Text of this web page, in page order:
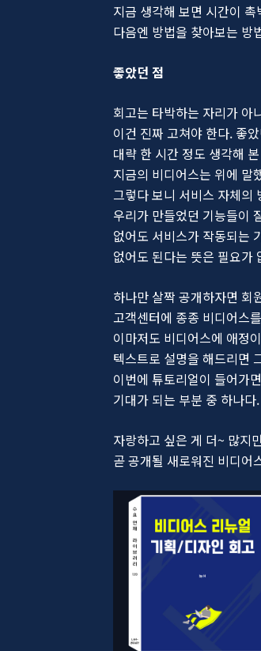
지금 생각해 보면 시간이
다음엔 방법을 찾아보는 방
좋았던 점
회고는 타박하는 자리가 아
이건 진짜 고쳐야 한다. 좋
대략 한 시간 정도 생각해
지금의 비디어스는 위에 말
그렇다 보니 서비스 자체의
우리가 만들었던 기능들이
없어도 서비스가 작동되는
없어도 된다는 뜻은 필요가
하나만 살짝 공개하자면 회
고객센터에 종종 비디어스
이마저도 비디어스에 애정
텍스트로 설명을 해드리면
이번에 튜토리얼이 들어가
기대가 되는 부분 중 하나다.
자랑하고 싶은 게 더~ 많지
곧 공개될 새로워진 비디어